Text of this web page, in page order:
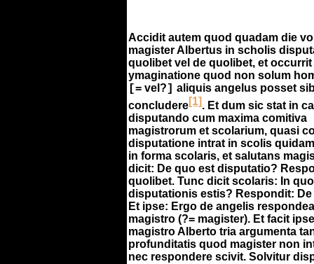
Accidit autem quod quadam die
magister Albertus in scholis
quolibet vel de quolibet, et
ymaginatione quod non solum
[= vel?] aliquis angelus posset
concludere[1]. Et dum sic stat in
disputando cum maxima comitiva
magistrorum et scolarium, quasi
disputatione intrat in scolis
in forma scolaris, et salutans
dicit: De quo est disputatio?
quolibet. Tunc dicit scolaris: In
disputationis estis? Respondit:
Et ipse: Ergo de angelis
magistro (?= magister). Et facit
magistro Alberto tria argumenta
profunditatis quod magister non
nec respondere scivit. Solvitur